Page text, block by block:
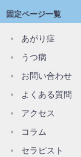
固定ページ一覧
あがり症
うつ病
お問い合わせ
よくある質問
アクセス
コラム
セラピスト